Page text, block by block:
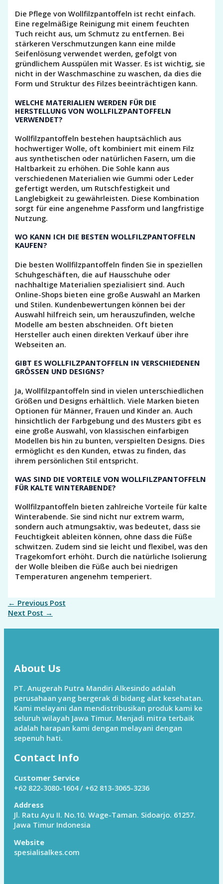
Die Pflege von Wollfilzpantoffeln ist recht einfach.
Eine regelmäßige Reinigung mit einem feuchten
Tuch reicht aus, um Schmutz zu entfernen. Bei
stärkeren Verschmutzungen kann eine milde
Seifenlösung verwendet werden, gefolgt von
gründlichem Ausspülen mit Wasser. Es ist wichtig, sie
nicht in der Waschmaschine zu waschen, da dies die
Form und Struktur des Filzes beeinträchtigen kann.
WELCHE MATERIALIEN WERDEN FÜR DIE
HERSTELLUNG VON WOLLFILZPANTOFFELN
VERWENDET?
Wollfilzpantoffeln bestehen hauptsächlich aus
hochwertiger Wolle, oft kombiniert mit einem Filz
aus synthetischen oder natürlichen Fasern, um die
Haltbarkeit zu erhöhen. Die Sohle kann aus
verschiedenen Materialien wie Gummi oder Leder
gefertigt werden, um Rutschfestigkeit und
Langlebigkeit zu gewährleisten. Diese Kombination
sorgt für eine angenehme Passform und langfristige
Nutzung.
WO KANN ICH DIE BESTEN WOLLFILZPANTOFFELN
KAUFEN?
Die besten Wollfilzpantoffeln finden Sie in speziellen
Schuhgeschäften, die auf Hausschuhe oder
nachhaltige Materialien spezialisiert sind. Auch
Online-Shops bieten eine große Auswahl an Marken
und Stilen. Kundenbewertungen können bei der
Auswahl hilfreich sein, um herauszufinden, welche
Modelle am besten abschneiden. Oft bieten
Hersteller auch einen direkten Verkauf über ihre
Webseiten an.
GIBT ES WOLLFILZPANTOFFELN IN VERSCHIEDENEN
GRÖSSEN UND DESIGNS?
Ja, Wollfilzpantoffeln sind in vielen unterschiedlichen
Größen und Designs erhältlich. Viele Marken bieten
Optionen für Männer, Frauen und Kinder an. Auch
hinsichtlich der Farbgebung und des Musters gibt es
eine große Auswahl, von klassischen einfarbigen
Modellen bis hin zu bunten, verspielten Designs. Dies
ermöglicht es den Kunden, etwas zu finden, das
ihrem persönlichen Stil entspricht.
WAS SIND DIE VORTEILE VON WOLLFILZPANTOFFELN
FÜR KALTE WINTERABENDE?
Wollfilzpantoffeln bieten zahlreiche Vorteile für kalte
Winterabende. Sie sind nicht nur extrem warm,
sondern auch atmungsaktiv, was bedeutet, dass sie
Feuchtigkeit ableiten können, ohne dass die Füße
schwitzen. Zudem sind sie leicht und flexibel, was den
Tragekomfort erhöht. Durch die natürliche Isolierung
der Wolle bleiben die Füße auch bei niedrigen
Temperaturen angenehm temperiert.
← Previous Post
Next Post →
About Us
PT. Anugerah Putra Mandiri Alkesindo adalah
perusahaan yang bergerak di bidang alat kesehatan.
Kami melayani dan mendistribusikan produk kami ke
seluruh wilayah Jawa Timur. Menjadi mitra terbaik
adalah harapan kami dengan melayani dengan
sepenuh hati.
Contact Info
Customer Service
+62 822-3080-1604 / +62 813-3065-3236
Address
Jl. Ratu Ayu II. No.10. Wage-Taman. Sidoarjo. 61257.
Jawa Timur Indonesia
Website
spesialisalkes.com